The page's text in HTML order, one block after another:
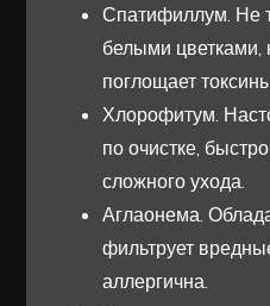
Спатифиллум. Не
белыми цветками,
поглощает
Хлорофитум.
по очистке,
сложного ухода.
Аглаонема.
фильтрует
аллергична.